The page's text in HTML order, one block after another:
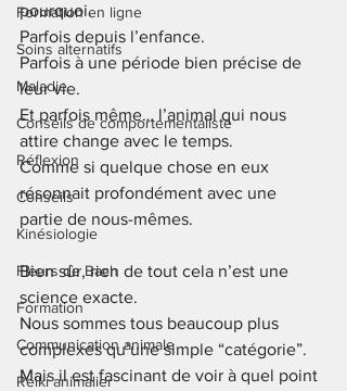
Formation en ligne
Soins alternatifs
Maladie
Conseils de comportementaliste
Réflexion
Conseils
Kinésiologie
Fleurs de Bach
Formation
Communication animale
Reiki animalier
pourquoi.
Parfois depuis l’enfance.
Parfois à une période bien précise de
leur vie.
Et parfois même… l’animal qui nous
attire change avec le temps.
Comme si quelque chose en eux
résonnait profondément avec une
partie de nous-mêmes.
Bien sûr, rien de tout cela n’est une
science exacte.
Nous sommes tous beaucoup plus
complexes qu’une simple “catégorie”.
Mais il est fascinant de voir à quel point